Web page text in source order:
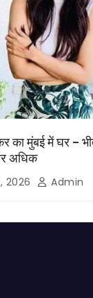
का मुंबई में घर –
अधिक
2026 Admin